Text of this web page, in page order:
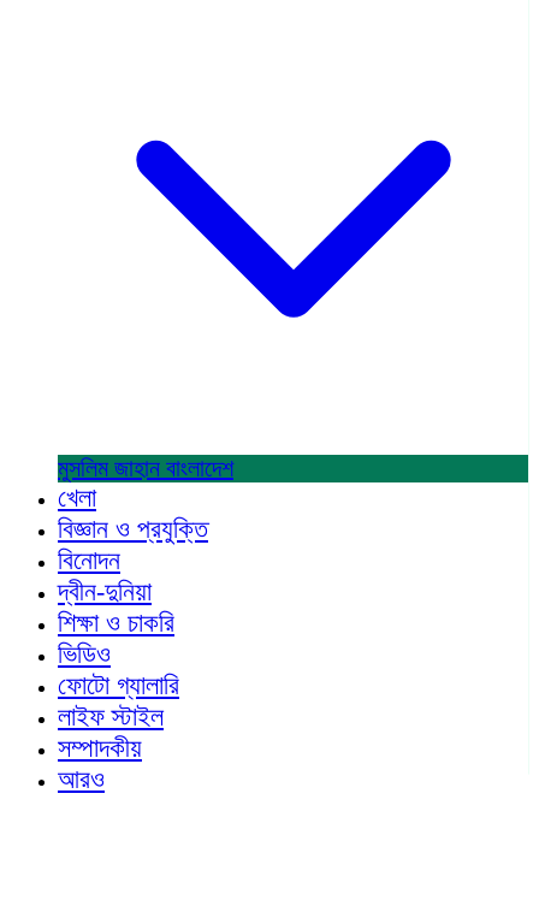
মুসলিম জাহান বাংলাদেশ
খেলা
বিজ্ঞান ও প্রযুক্তি
বিনোদন
দ্বীন-দুনিয়া
শিক্ষা ও চাকরি
ভিডিও
ফোটো গ্যালারি
লাইফ স্টাইল
সম্পাদকীয়
আরও